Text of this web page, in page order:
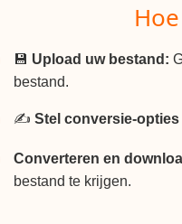
💾 Upload uw bestand:
bestand.
✍️ Stel conversie-opties
Converteren en
bestand te krijgen.